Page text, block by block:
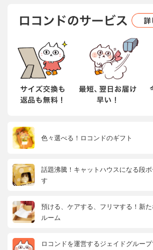
色々選べる！ロコンドのギフト
話題沸騰！キャットハウスになる段
す
預ける、ケアする、フリマする！新
ルーム
ロコンドを運営するジェイドグルー